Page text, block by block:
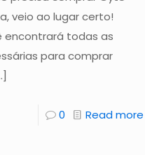
veio ao lugar certo!
encontrará todas as
para comprar
0 Read more